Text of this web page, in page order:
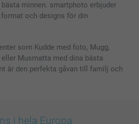
bästa minnen. smartphoto erbjuder
och designs för din
som Kudde med foto, Mugg,
Musmatta med dina bästa
är den perfekta gåvan till familj och
i hela Europa